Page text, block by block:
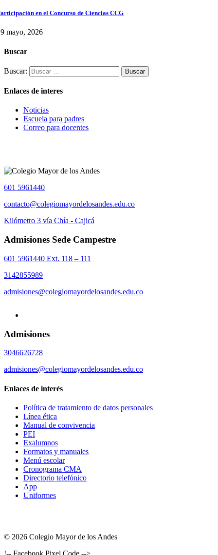
en el Concurso de Ciencias CCG
mayo, 2026
Buscar
Buscar:
Enlaces de interes
Noticias
Escuela para padres
Correo para docentes
601 5961440
contacto@colegiomayordelosandes.edu.co
Kilómetro 3 vía Chía - Cajicá
Admisiones Sede Campestre
601 5961440 Ext. 118 – 111
3142855989
admisiones@colegiomayordelosandes.edu.co
Admisiones
3046626728
admisiones@colegiomayordelosandes.edu.co
Enlaces de interés
Política de tratamiento de datos personales
Línea ética
Manual de convivencia
PEI
Exalumnos
Formatos y manuales
Menú escolar
Cronograma CMA
Directorio telefónico
App
Uniformes
© 2026 Colegio Mayor de los Andes
!-- Facebook Pixel Code -->